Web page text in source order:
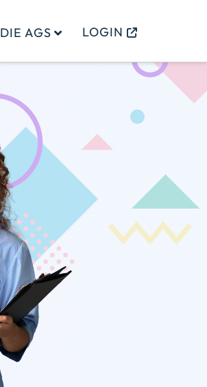
DIE AGS LOGIN